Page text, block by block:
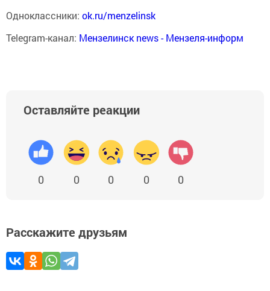
Одноклассники: ok.ru/menzelinsk
Telegram-канал: Мензелинск news - Мензеля-информ
Оставляйте реакции
0 0 0 0 0
Расскажите друзьям